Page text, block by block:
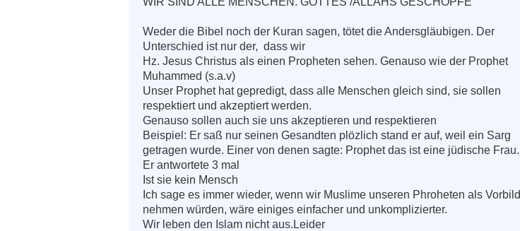
Weder die Bibel noch der Kuran sagen, tötet die Andersgläubigen. Der
Unterschied ist nur der,  dass wir
Hz. Jesus Christus als einen Propheten sehen. Genauso wie der Prophet
Muhammed (s.a.v)
Unser Prophet hat gepredigt, dass alle Menschen gleich sind, sie sollen
respektiert und akzeptiert werden.
Genauso sollen auch sie uns akzeptieren und respektieren
Beispiel: Er saß nur seinen Gesandten plözlich stand er auf, weil ein Sarg
getragen wurde. Einer von denen sagte: Prophet das ist eine jüdische Frau.
Er antwortete 3 mal
Ist sie kein Mensch
Ich sage es immer wieder, wenn wir Muslime unseren Phroheten als Vorbild
nehmen würden, wäre einiges einfacher und unkomplizierter.
Wir leben den Islam nicht aus.Leider